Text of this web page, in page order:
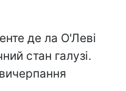
де ла О'Леві
стан галузі.